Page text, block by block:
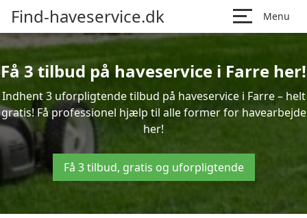
Find-haveservice.dk Menu
Få 3 tilbud på haveservice i Farre her!
Indhent 3 uforpligtende tilbud på haveservice i Farre – helt
gratis! Få professionel hjælp til alle former for havearbejde
her!
Få 3 tilbud, gratis og uforpligtende